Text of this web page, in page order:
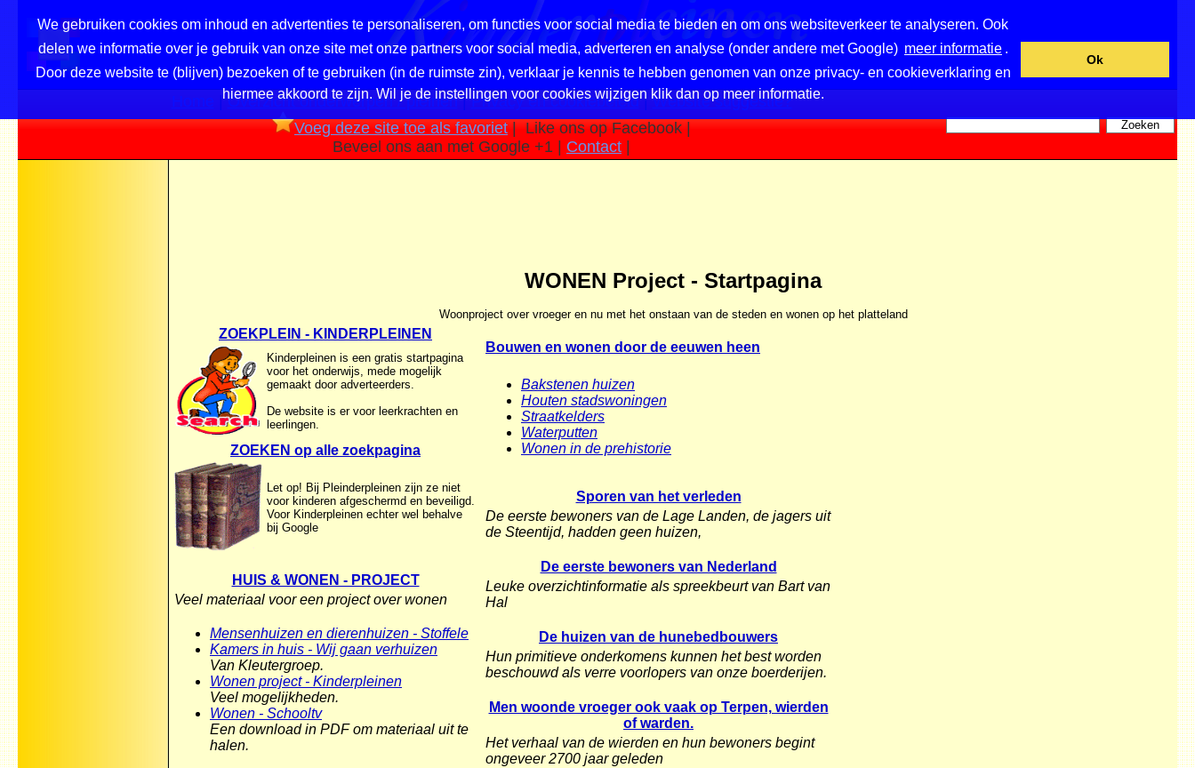
We gebruiken cookies om inhoud en advertenties te personaliseren, om functies voor social media te bieden en om ons websiteverkeer te analyseren. Ook
delen we informatie over je gebruik van onze site met onze partners voor social media, adverteren en analyse (onder andere met Google) meer informatie .
Door deze website te (blijven) bezoeken of te gebruiken (in de ruimste zin), verklaar je kennis te hebben genomen van onze privacy- en cookieverklaring en
hiermee akkoord te zijn. Wil je de instellingen voor cookies wijzigen klik dan op meer informatie.
Ok
|Overzicht onderwerpen / pleinen|Privacy en cookiebeleid|Website suggestie?
Voeg deze site toe als favoriet|Like ons op Facebook |
Beveel ons aan met Google +1 | Contact
WONEN Project - Startpagina
Woonproject over vroeger en nu met het onstaan van de steden en wonen op het platteland
ZOEKPLEIN - KINDERPLEINEN
Kinderpleinen is een gratis startpagina
voor het onderwijs, mede mogelijk
gemaakt door adverteerders.
De website is er voor leerkrachten en
leerlingen.
ZOEKEN op alle zoekpagina
Let op! Bij Pleinderpleinen zijn ze niet
voor kinderen afgeschermd en beveiligd.
Voor Kinderpleinen echter wel behalve
bij Google
HUIS & WONEN - PROJECT
Veel materiaal voor een project over wonen
Mensenhuizen en dierenhuizen - Stoffele
Kamers in huis - Wij gaan verhuizen
Van Kleutergroep.
Wonen project - Kinderpleinen
Veel mogelijkheden.
Wonen - Schooltv
Een download in PDF om materiaal uit te
halen.
Bouwen en wonen door de eeuwen heen
Bakstenen huizen
Houten stadswoningen
Straatkelders
Waterputten
Wonen in de prehistorie
Sporen van het verleden
De eerste bewoners van de Lage Landen, de jagers uit
de Steentijd, hadden geen huizen,
De eerste bewoners van Nederland
Leuke overzichtinformatie als spreekbeurt van Bart van
Hal
De huizen van de hunebedbouwers
Hun primitieve onderkomens kunnen het best worden
beschouwd als verre voorlopers van onze boerderijen.
Men woonde vroeger ook vaak op Terpen, wierden
of warden.
Het verhaal van de wierden en hun bewoners begint
ongeveer 2700 jaar geleden